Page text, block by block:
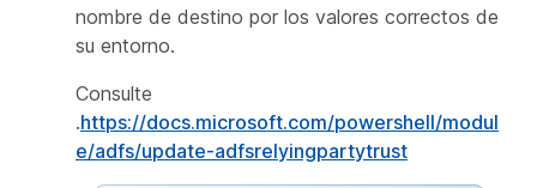
nombre de destino por los valores correctos de
su entorno.
Consulte
.https://docs.microsoft.com/powershell/modul
e/adfs/update-adfsrelyingpartytrust